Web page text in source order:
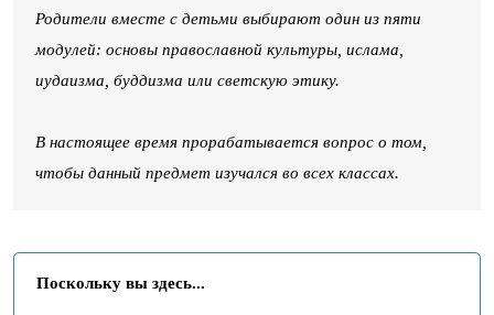
Родители вместе с детьми выбирают один из пяти
модулей: основы православной культуры, ислама,
иудаизма, буддизма или светскую этику.
В настоящее время прорабатывается вопрос о том,
чтобы данный предмет изучался во всех классах.
Поскольку вы здесь...